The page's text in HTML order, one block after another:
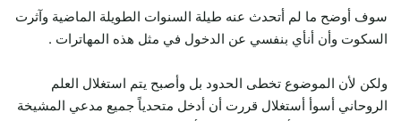
سوف أوضح ما لم أتحدث عنه طيلة السنوات الطويلة الماضية وآثرت
السكوت وأن أنأي بنفسي عن الدخول في مثل هذه المهاترات .
ولكن لأن الموضوع تخطى الحدود بل وأصبح يتم استغلال العلم
الروحاني أسوأ أستغلال قررت أن أدخل متحدياً جميع مدعي المشيخة